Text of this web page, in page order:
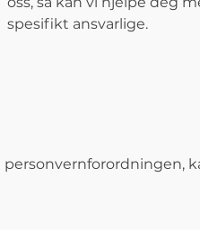
spesifikt ansvarlige.